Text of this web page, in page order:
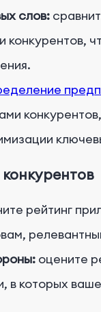
слов:
рейтинг
оцените
в которых